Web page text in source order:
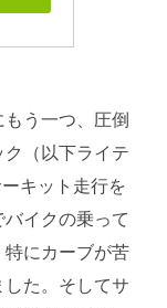
う一つ、圧倒
（以下ライテ
キット走行を
イクの乗って
特にカーブが苦
た。そしてサ